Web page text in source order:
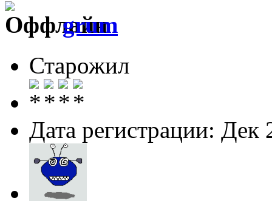
grum
Старожил
Дата регистрации: Дек